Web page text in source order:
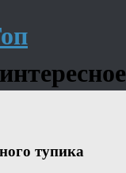
тупика